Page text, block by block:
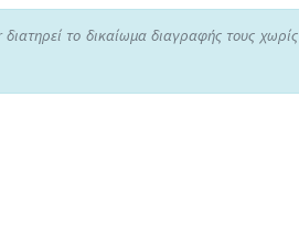
το δικαίωμα διαγραφής τους χωρίς